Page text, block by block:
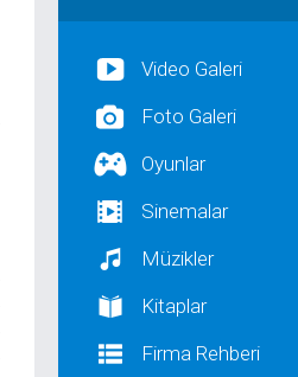
Video Galeri
Foto Galeri
Oyunlar
Sinemalar
Müzikler
Kitaplar
Firma Rehberi